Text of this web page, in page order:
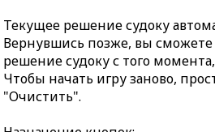
Текущее решение судоку
Вернувшись позже, вы
решение судоку с того
Чтобы начать игру заново,
"Очистить".